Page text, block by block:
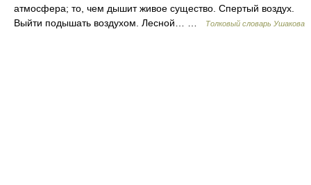
атмосфера; то, чем дышит живое существо. Спертый воздух.
Выйти подышать воздухом. Лесной… …
Толковый словарь Ушакова